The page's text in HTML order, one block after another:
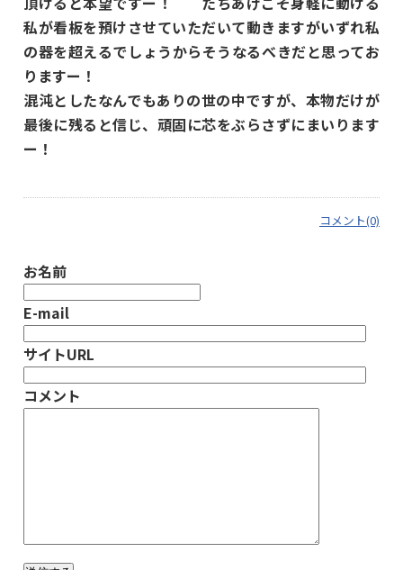
私が看板を預けさせていただいて動きますがいずれ私
の器を超えるでしょうからそうなるべきだと思ってお
りますー！
混沌としたなんでもありの世の中ですが、本物だけが
最後に残ると信じ、頑固に芯をぶらさずにまいります
ー！
コメント(0)
お名前
E-mail
サイトURL
コメント